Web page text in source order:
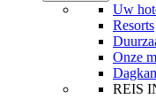
Uw
Resorts
Onze
REIS